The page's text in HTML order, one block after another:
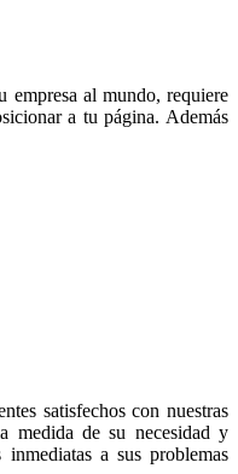
empresa al mundo, requiere
a tu página. Además
satisfechos con nuestras
medida de su necesidad y
a sus problemas